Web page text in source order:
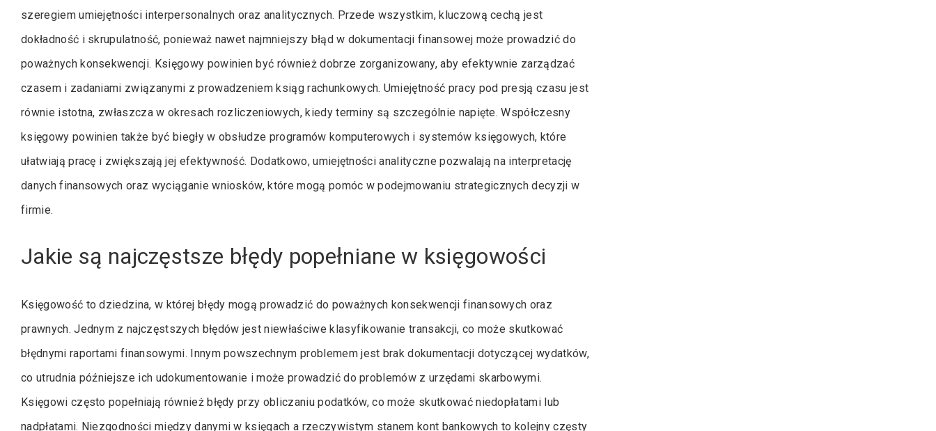
szeregiem umiejętności interpersonalnych oraz analitycznych. Przede wszystkim, kluczową cechą jest
dokładność i skrupulatność, ponieważ nawet najmniejszy błąd w dokumentacji finansowej może prowadzić do
poważnych konsekwencji. Księgowy powinien być również dobrze zorganizowany, aby efektywnie zarządzać
czasem i zadaniami związanymi z prowadzeniem ksiąg rachunkowych. Umiejętność pracy pod presją czasu jest
równie istotna, zwłaszcza w okresach rozliczeniowych, kiedy terminy są szczególnie napięte. Współczesny
księgowy powinien także być biegły w obsłudze programów komputerowych i systemów księgowych, które
ułatwiają pracę i zwiększają jej efektywność. Dodatkowo, umiejętności analityczne pozwalają na interpretację
danych finansowych oraz wyciąganie wniosków, które mogą pomóc w podejmowaniu strategicznych decyzji w
firmie.
Jakie są najczęstsze błędy popełniane w księgowości
Księgowość to dziedzina, w której błędy mogą prowadzić do poważnych konsekwencji finansowych oraz
prawnych. Jednym z najczęstszych błędów jest niewłaściwe klasyfikowanie transakcji, co może skutkować
błędnymi raportami finansowymi. Innym powszechnym problemem jest brak dokumentacji dotyczącej wydatków,
co utrudnia późniejsze ich udokumentowanie i może prowadzić do problemów z urzędami skarbowymi.
Księgowi często popełniają również błędy przy obliczaniu podatków, co może skutkować niedopłatami lub
nadpłatami. Niezgodności między danymi w księgach a rzeczywistym stanem kont bankowych to kolejny częsty